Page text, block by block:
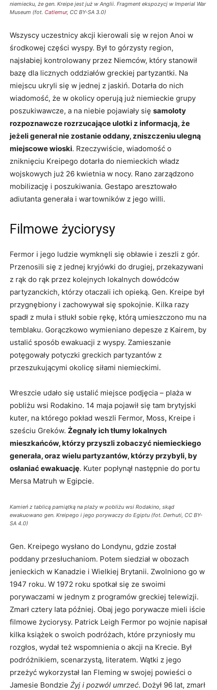
niemiecku, że gen. Kreipe jest już w Anglii. Fragment ekspozycj w Imperial War
Museum (fot. Catlemur, CC BY-SA 3.0)
Wszyscy uczestnicy akcji kierowali się w rejon Anoi w
środkowej części wyspy. Był to górzysty region,
najsłabiej kontrolowany przez Niemców, który stanowił
bazę dla licznych oddziałów greckiej partyzantki. Na
miejscu ukryli się w jednej z jaskiń. Dotarła do nich
wiadomość, że w okolicy operują już niemieckie grupy
poszukiwawcze, a na niebie pojawiały się samoloty
rozpoznawcze rozrzucające ulotki z informacją, że
jeżeli generał nie zostanie oddany, zniszczeniu ulegną
miejscowe wioski. Rzeczywiście, wiadomość o
zniknięciu Kreipego dotarła do niemieckich władz
wojskowych już 26 kwietnia w nocy. Rano zarządzono
mobilizację i poszukiwania. Gestapo aresztowało
adiutanta generała i wartowników z jego willi.
Filmowe życiorysy
Fermor i jego ludzie wymknęli się obławie i zeszli z gór.
Przenosili się z jednej kryjówki do drugiej, przekazywani
z rąk do rąk przez kolejnych lokalnych dowódców
partyzanckich, którzy otaczali ich opieką. Gen. Kreipe był
przygnębiony i zachowywał się spokojnie. Kilka razy
spadł z muła i stłukł sobie rękę, którą umieszczono mu na
temblaku. Gorączkowo wymieniano depesze z Kairem, by
ustalić sposób ewakuacji z wyspy. Zamieszanie
potęgowały potyczki greckich partyzantów z
przeszukującymi okolicę siłami niemieckimi.
Wreszcie udało się ustalić miejsce podjęcia – plaża w
pobliżu wsi Rodakino. 14 maja pojawił się tam brytyjski
kuter, na którego pokład weszli Fermor, Moss, Kreipe i
sześciu Greków. Żegnały ich tłumy lokalnych
mieszkańców, którzy przyszli zobaczyć niemieckiego
generała, oraz wielu partyzantów, którzy przybyli, by
osłaniać ewakuację. Kuter popłynął następnie do portu
Mersa Matruh w Egipcie.
Kamień z tablicą pamiątką na plaży w pobliżu wsi Rodakino, skąd
ewakuowano gen. Kreipego i jego porywaczy do Egiptu (fot. Derhuti, CC BY-
SA 4.0)
Gen. Kreipego wysłano do Londynu, gdzie został
poddany przesłuchaniom. Potem siedział w obozach
jenieckich w Kanadzie i Wielkiej Brytanii. Zwolniono go w
1947 roku. W 1972 roku spotkał się ze swoimi
porywaczami w jednym z programów greckiej telewizji.
Zmarł cztery lata później. Obaj jego porywacze mieli iście
filmowe życiorysy. Patrick Leigh Fermor po wojnie napisał
kilka książek o swoich podróżach, które przyniosły mu
rozgłos, wydał też wspomnienia o akcji na Krecie. Był
podróżnikiem, scenarzystą, literatem. Wątki z jego
przeżyć wykorzystał Ian Fleming w swojej powieści o
Jamesie Bondzie Żyj i pozwól umrzeć. Dożył 96 lat, zmarł